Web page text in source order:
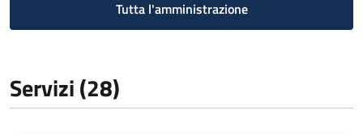
Tutta l'amministrazione
Servizi (28)